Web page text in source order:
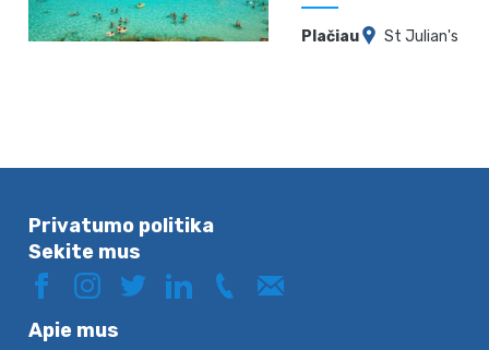
Plačiau St Julian's
Privatumo politika
Sekite mus
Apie mus